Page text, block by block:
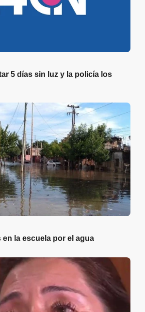
5 días sin luz y la policía los
en la escuela por el agua